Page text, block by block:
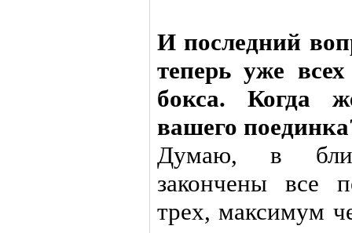
И последний
теперь уже
бокса. Когда
вашего
Думаю, в
закончены все
трех, максимум